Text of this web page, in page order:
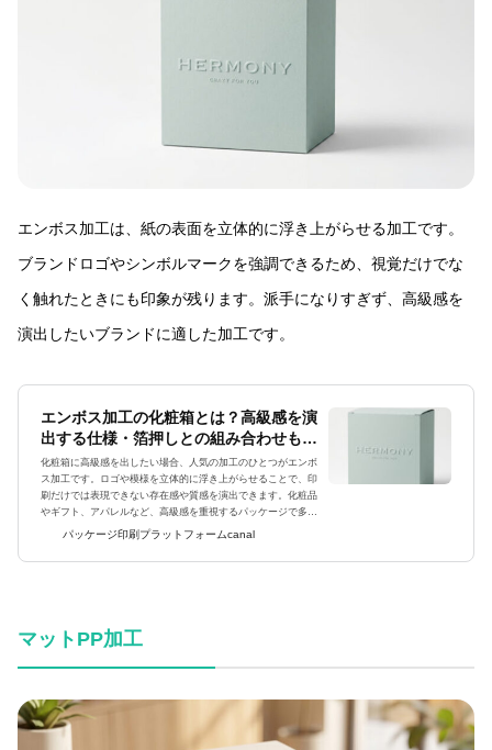
エンボス加工は、紙の表面を立体的に浮き上がらせる加工です。
ブランドロゴやシンボルマークを強調できるため、視覚だけでな
く触れたときにも印象が残ります。派手になりすぎず、高級感を
演出したいブランドに適した加工です。
エンボス加工の化粧箱とは？高級感を演
出する仕様・箔押しとの組み合わせも紹
介
化粧箱に高級感を出したい場合、人気の加工のひとつがエンボ
ス加工です。ロゴや模様を立体的に浮き上がらせることで、印
刷だけでは表現できない存在感や質感を演出できます。化粧品
やギフト、アパレルなど、高級感を重視するパッケージで多く
採用されています。この記事では、エンボス加工の特徴や人気
パッケージ印刷プラットフォームcanal
マットPP加工